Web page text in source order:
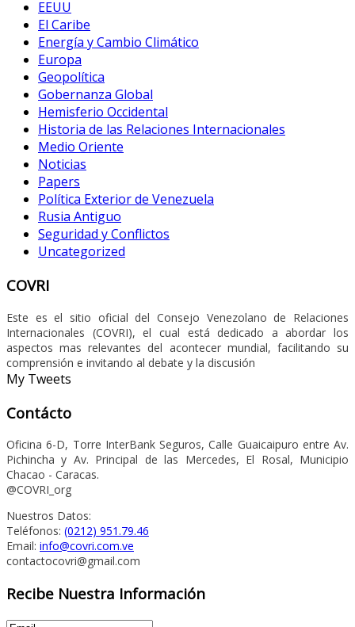
EEUU
El Caribe
Energía y Cambio Climático
Europa
Geopolítica
Gobernanza Global
Hemisferio Occidental
Historia de las Relaciones Internacionales
Medio Oriente
Noticias
Papers
Política Exterior de Venezuela
Rusia Antiguo
Seguridad y Conflictos
Uncategorized
COVRI
Este es el sitio oficial del Consejo Venezolano de Relaciones
Internacionales (COVRI), el cual está dedicado a abordar los
aspectos mas relevantes del acontecer mundial, facilitando su
comprensión e invitando al debate y la discusión
My Tweets
Contácto
Oficina 6-D, Torre InterBank Seguros, Calle Guaicaipuro entre Av.
Pichincha y Av. Principal de las Mercedes, El Rosal, Municipio
Chacao - Caracas.
@COVRI_org
Nuestros Datos:
Teléfonos: (0212) 951.79.46
Email: info@covri.com.ve
contactocovri@gmail.com
Recibe Nuestra Información